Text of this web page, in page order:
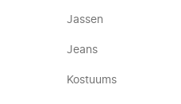
Jassen
Jeans
Kostuums